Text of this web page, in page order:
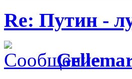
Re: Путин -